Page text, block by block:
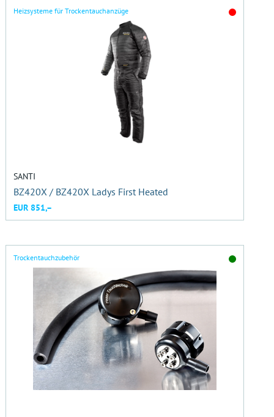
Heizsysteme für Trockentauchanzüge
SANTI
BZ420X / BZ420X Ladys First Heated
EUR 851,–
Trockentauchzubehör